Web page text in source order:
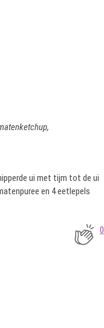
ui met tijm tot de ui
en 4 eetlepels
0